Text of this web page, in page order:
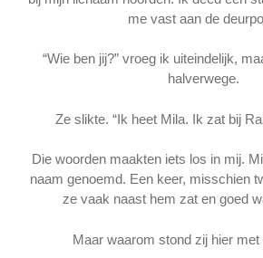
me vast aan de
“Wie ben jij?” vroeg ik uiteindelijk,
halverwege.
Ze slikte. “Ik heet Mila. Ik zat bij
Die woorden maakten iets los in mij.
naam genoemd. Een keer, misschien
ze vaak naast hem zat en goed
Maar waarom stond zij hier